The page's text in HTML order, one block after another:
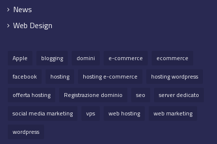
News
Web Design
Apple blogging domini e-commerce
ecommerce
facebook
hosting hosting e-commerce
hosting wordpress
offerta hosting
Registrazione dominio seo
server dedicato
social media marketing
vps web hosting
web marketing
wordpress